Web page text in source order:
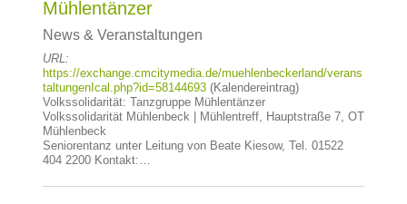
Mühlentänzer
News & Veranstaltungen
URL:
https://exchange.cmcitymedia.de/muehlenbeckerland/verans
taltungenIcal.php?id=58144693(Kalendereintrag)
Volkssolidarität: Tanzgruppe Mühlentänzer
Volkssolidarität Mühlenbeck | Mühlentreff, Hauptstraße 7, OT
Mühlenbeck
Seniorentanz unter Leitung von Beate Kiesow, Tel. 01522
404 2200 Kontakt:…